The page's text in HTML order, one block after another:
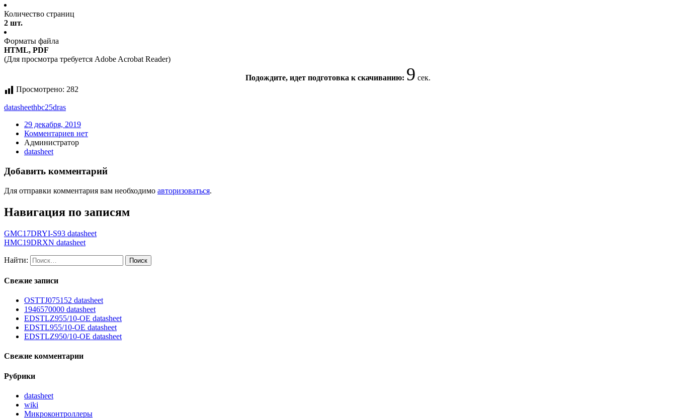
Количество страниц
2 шт.
Форматы файла
HTML, PDF
(Для просмотра требуется Adobe Acrobat Reader)
Подождите, идет подготовка к скачиванию: 9 сек.
Просмотрено: 282
datasheethbc25dras
29 декабря, 2019
Комментариев нет
Администратор
datasheet
Добавить комментарий
Для отправки комментария вам необходимо авторизоваться.
Навигация по записям
GMC17DRYI-S93 datasheet
HMC19DRXN datasheet
Найти:
Свежие записи
OSTTJ075152 datasheet
1946570000 datasheet
EDSTLZ955/10-OE datasheet
EDSTL955/10-OE datasheet
EDSTLZ950/10-OE datasheet
Свежие комментарии
Рубрики
datasheet
wiki
Микроконтроллеры